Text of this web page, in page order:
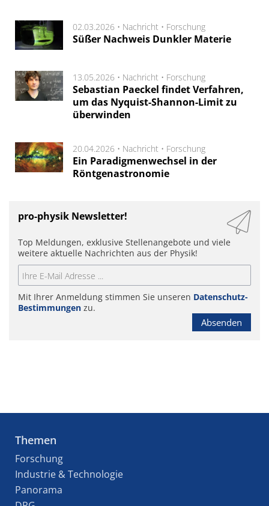
02.03.2026 • Nachricht • Forschung
Süßer Nachweis Dunkler Materie
13.05.2026 • Nachricht • Forschung
Sebastian Paeckel findet Verfahren,
um das Nyquist-Shannon-Limit zu
überwinden
20.04.2026 • Nachricht • Forschung
Ein Paradigmenwechsel in der
Röntgenastronomie
pro-physik Newsletter!
Top Meldungen, exklusive Stellenangebote und viele
weitere aktuelle Nachrichten aus der Physik!
Mit Ihrer Anmeldung stimmen Sie unseren Datenschutz-
Bestimmungen zu.
Absenden
Themen
Forschung
Industrie & Technologie
Panorama